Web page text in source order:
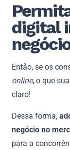
digital
Então, se os
online, o que
claro!
Dessa forma,
negócio no
para a